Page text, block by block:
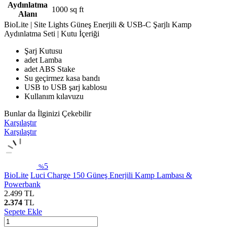
Aydınlatma
Alanı
1000 sq ft
BioLite | Site Lights Güneş Enerjili & USB-C Şarjlı Kamp
Aydınlatma Seti | Kutu İçeriği
Şarj Kutusu
adet Lamba
adet ABS Stake
Su geçirmez kasa bandı
USB to USB şarj kablosu
Kullanım kılavuzu
Bunlar da İlginizi Çekebilir
Karşılaştır
Karşılaştır
%5
BioLite Luci Charge 150 Güneş Enerjili Kamp Lambası &
Powerbank
2.499 TL
2.374 TL
Sepete Ekle